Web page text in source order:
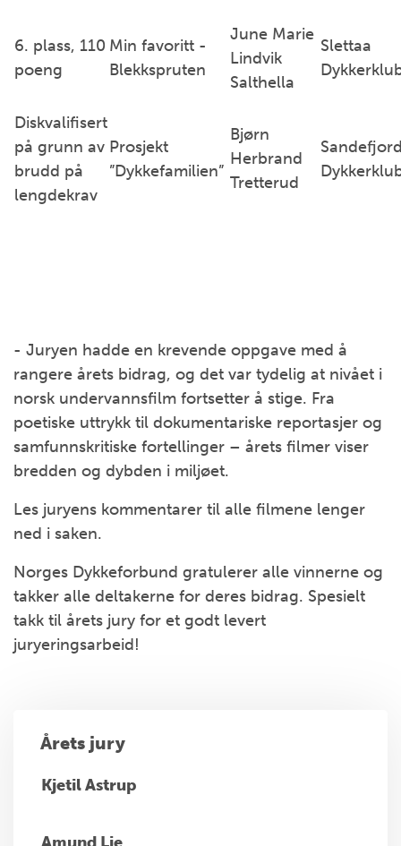
6. plass, 110
poeng
Min favoritt -
Blekkspruten
June Marie
Lindvik
Salthella
Slettaa
Diskvalifisert
på grunn av
brudd på
lengdekrav
Prosjekt
”Dykkefamilien”
Bjørn
Herbrand
Tretterud
- Juryen hadde en krevende oppgave med å
rangere årets bidrag, og det var tydelig at nivået i
norsk undervannsfilm fortsetter å stige. Fra
poetiske uttrykk til dokumentariske reportasjer og
samfunnskritiske fortellinger – årets filmer viser
bredden og dybden i miljøet.
Les juryens kommentarer til alle filmene lenger
ned i saken.
Norges Dykkeforbund gratulerer alle vinnerne og
takker alle deltakerne for deres bidrag. Spesielt
takk til årets jury for et godt levert
juryeringsarbeid!
Årets jury
Kjetil Astrup